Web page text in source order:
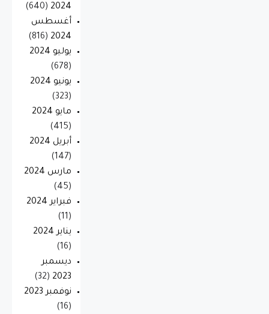
2024
(640)
أغسطس
2024
(816)
يوليو 2024
(678)
يونيو 2024
(323)
مايو 2024
(415)
أبريل 2024
(147)
مارس 2024
(45)
فبراير 2024
(11)
يناير 2024
(16)
ديسمبر
2023
(32)
نوفمبر 2023
(16)